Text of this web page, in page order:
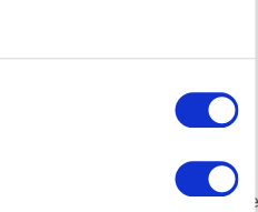
den Dienstleister abgefragt,
Neues
Magazin, dass die britische
und Kosten senken